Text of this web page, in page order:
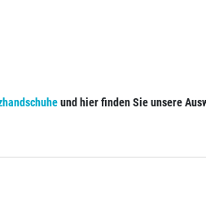
und hier finden Sie unsere